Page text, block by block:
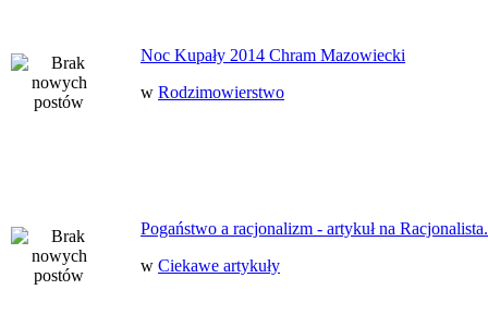
Noc Kupały 2014 Chram Mazowiecki
w Rodzimowierstwo
Pogaństwo a racjonalizm - artykuł na
w Ciekawe artykuły